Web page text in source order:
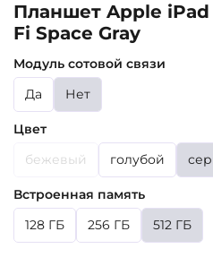
Планшет Apple iPad
Fi Space Gray
Модуль сотовой связи
Да
Нет
Цвет
бежевый
голубой
Встроенная память
128 ГБ
256 ГБ 512 ГБ